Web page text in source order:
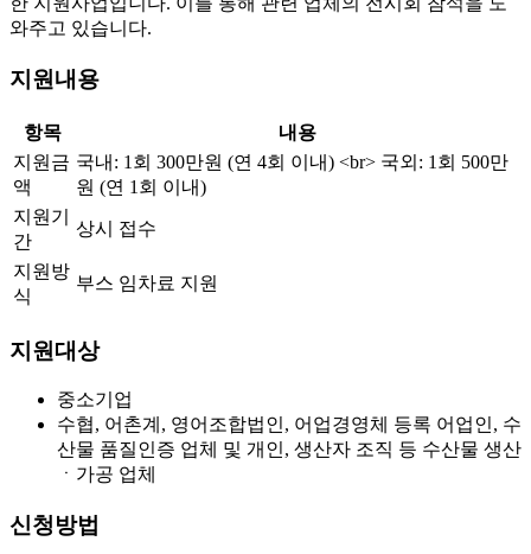
와주고 있습니다.
지원내용
항목
내용
지원금
액
국내: 1회 300만원 (연 4회 이내) <br> 국외: 1회 500만
원 (연 1회 이내)
지원기
간
상시 접수
지원방
식
부스 임차료 지원
지원대상
중소기업
수협, 어촌계, 영어조합법인, 어업경영체 등록 어업인, 수
산물 품질인증 업체 및 개인, 생산자 조직 등 수산물 생산
ㆍ가공 업체
신청방법